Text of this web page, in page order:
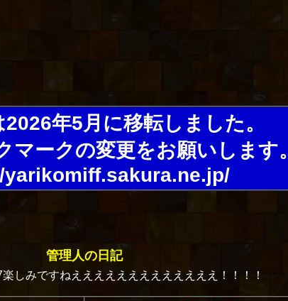
年5月に移転しました。
マークの変更をお願いします。
yarikomiff.sakura.ne.jp/
管理人の日記
しみですねえええええええええええええ！！！！